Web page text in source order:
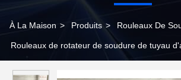
À La Maison > Produits > Rouleaux De
Rouleaux de rotateur de soudure de tuyau